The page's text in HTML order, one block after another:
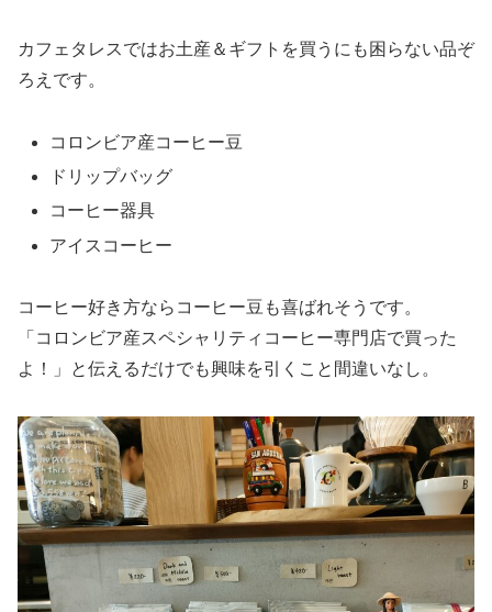
カフェタレスではお土産＆ギフトを買うにも困らない品ぞ
ろえです。
コロンビア産コーヒー豆
ドリップバッグ
コーヒー器具
アイスコーヒー
コーヒー好き方ならコーヒー豆も喜ばれそうです。
「コロンビア産スペシャリティコーヒー専門店で買った
よ！」と伝えるだけでも興味を引くこと間違いなし。